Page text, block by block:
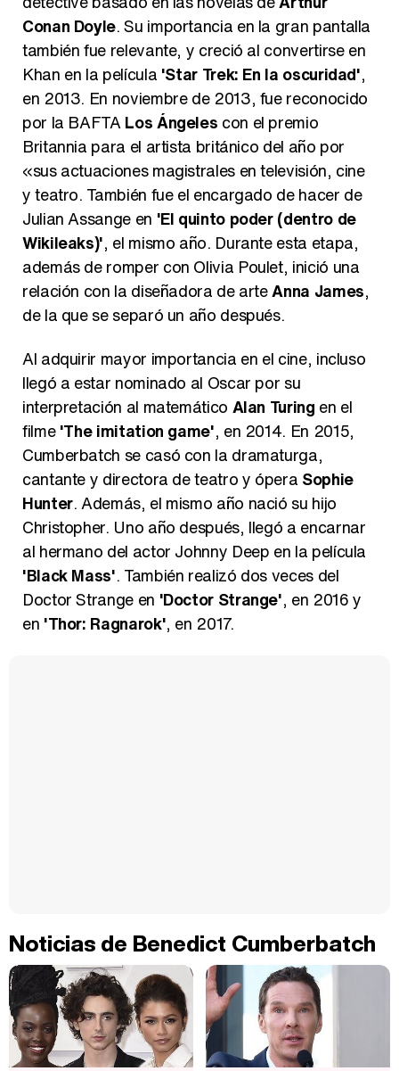
Conan Doyle. Su importancia en la gran pantalla
también fue relevante, y creció al convertirse en
Khan en la película 'Star Trek: En la oscuridad',
en 2013. En noviembre de 2013, fue reconocido
por la BAFTALos Ángeles con el premio
Britannia para el artista británico del año por
«sus actuaciones magistrales en televisión, cine
y teatro. También fue el encargado de hacer de
Julian Assange en 'El quinto poder (dentro de
Wikileaks)', el mismo año. Durante esta etapa,
además de romper con Olivia Poulet, inició una
relación con la diseñadora de arteAnna James,
de la que se separó un año después.
Al adquirir mayor importancia en el cine, incluso
llegó a estar nominado al Oscar por su
interpretación al matemático Alan Turing en el
filme'The imitation game', en 2014. En 2015,
Cumberbatch se casó con la dramaturga,
cantante y directora de teatro y ópera Sophie
Hunter. Además, el mismo año nació su hijo
Christopher. Uno año después, llegó a encarnar
al hermano del actor Johnny Deep en la película
'Black Mass'. También realizó dos veces del
Doctor Strange en 'Doctor Strange', en 2016 y
en 'Thor: Ragnarok', en 2017.
Noticias de Benedict Cumberbatch